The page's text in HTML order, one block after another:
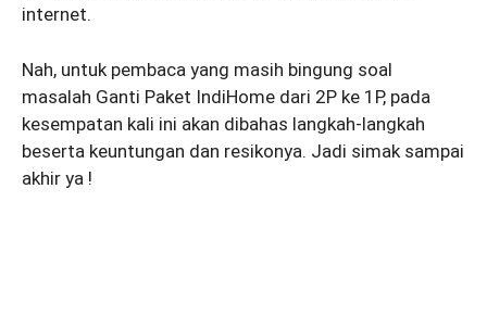
internet.
Nah, untuk pembaca yang masih bingung soal
masalah Ganti Paket IndiHome dari 2P ke 1P, pada
kesempatan kali ini akan dibahas langkah-langkah
beserta keuntungan dan resikonya. Jadi simak sampai
akhir ya !